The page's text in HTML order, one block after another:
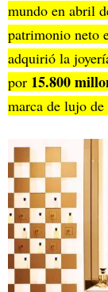
mundo en abril
patrimonio neto
adquirió la
por 15.800
marca de lujo